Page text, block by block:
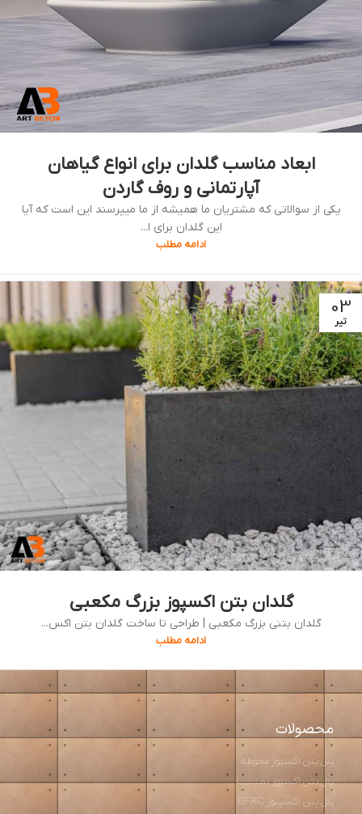
ابعاد مناسب گلدان برای انواع گیاهان
آپارتمانی و روف گاردن
یکی از سوالاتی که مشتریان ما همیشه از ما میپرسند این است که آیا
این گلدان برای ا...
ادامه مطلب
03
تیر
گلدان بتن اکسپوز بزرگ مکعبی
گلدان بتنی بزرگ مکعبی | طراحی تا ساخت گلدان‌ بتن اکس...
ادامه مطلب
محصولات
پنل بتن اکسپوز محوطه
پنل بتن اکسپوز نمـــــــــا
پنل بتن اکسپــوز GFRC